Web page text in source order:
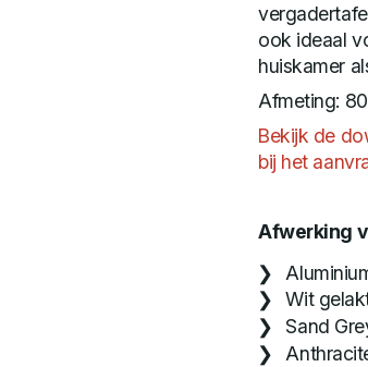
ook ideaal
huiskamer
Afmeting:
Bekijk de
bij het
Afwerking
Wit
Sand